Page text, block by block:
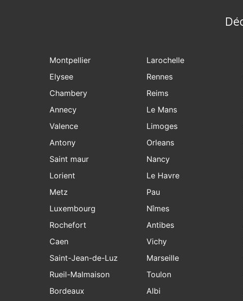
Montpellier
Elysee
Chambery
Annecy
Valence
Antony
Saint maur
Lorient
Metz
Luxembourg
Rochefort
Larochelle
Rennes
Reims
Le Mans
Limoges
Orleans
Nancy
Le Havre
Pau
Nîmes
Antibes
Caen
Saint-Jean-de-Luz
Rueil-Malmaison
Bordeaux
Vichy
Marseille
Toulon
Albi